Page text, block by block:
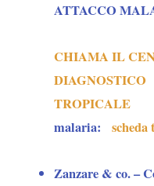
ATTACCO
CHIAMA IL
DIAGNOSTICO
TROPICALE
malaria:scheda
Zanzare & co. –